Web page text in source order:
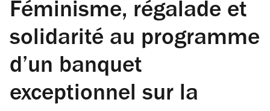
Féminisme, régalade et
solidarité au programme
d’un banquet
exceptionnel sur la